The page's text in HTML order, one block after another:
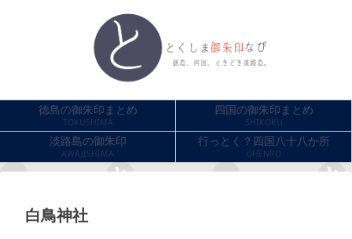
徳島の御朱印まとめ
TOKUSHIMA
四国の御朱印まとめ
SHIKOKU
淡路島の御朱印
AWAJISHIMA
行っとく？四国八十八か所
OHENRO
白鳥神社